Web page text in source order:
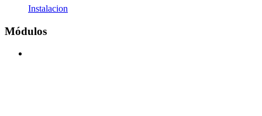
Instalacion
Módulos